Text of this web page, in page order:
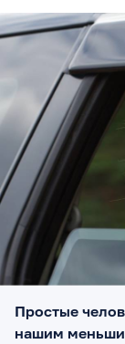
Простые
нашим